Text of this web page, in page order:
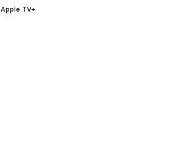
Apple TV+